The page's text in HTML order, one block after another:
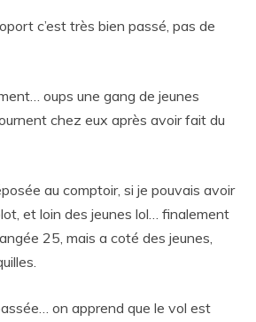
c’est très bien passé, pas de
oups une gang de jeunes
chez eux après avoir fait du
au comptoir, si je pouvais avoir
et loin des jeunes lol… finalement
25, mais a coté des jeunes,
on apprend que le vol est